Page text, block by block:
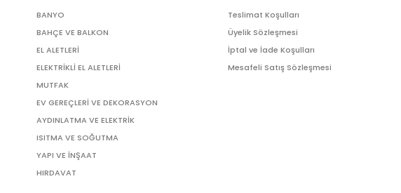
BANYO
BAHÇE VE BALKON
EL ALETLERİ
ELEKTRİKLİ EL ALETLERİ
MUTFAK
EV GEREÇLERİ VE DEKORASYON
AYDINLATMA VE ELEKTRİK
ISITMA VE SOĞUTMA
YAPI VE İNŞAAT
HIRDAVAT
Teslimat Koşulları
Üyelik Sözleşmesi
İptal ve İade Koşulları
Mesafeli Satış Sözleşmesi